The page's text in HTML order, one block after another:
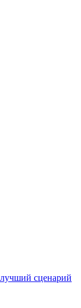
сценарий